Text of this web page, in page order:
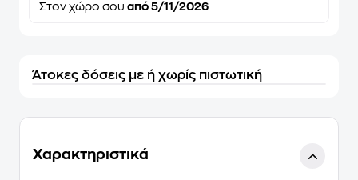
Στον χώρο σου από 5/11/2026
Άτοκες δόσεις με ή χωρίς πιστωτική
Χαρακτηριστικά